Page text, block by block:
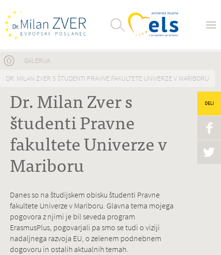
Nahajate se tukaj
GALERIJA
DR. MILAN ZVER S ŠTUDENTI PRAVNE FAKULTETE UNIVERZE V MARIBORU
Dr. Milan Zver s
študenti Pravne
fakultete Univerze v
Mariboru
DELI
Danes so na študijskem obisku študenti Pravne
fakultete Univerze v Mariboru. Glavna tema mojega
pogovora z njimi je bil seveda program
ErasmusPlus, pogovarjali pa smo se tudi o viziji
nadaljnega razvoja EU, o zelenem podnebnem
dogovoru in ostalih aktualnih temah.